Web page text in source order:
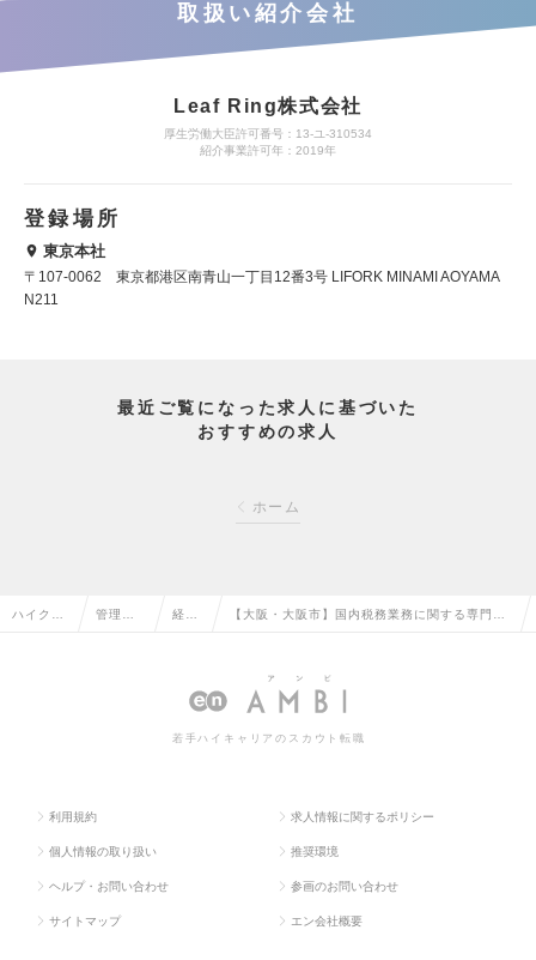
取扱い紹介会社
Leaf Ring株式会社
厚生労働大臣許可番号：13-ユ-310534
紹介事業許可年：2019年
登録場所
東京本社
〒107-0062 東京都港区南青山一丁目12番3号 LIFORK MINAMI AOYAMA
N211
最近ご覧になった求人に基づいた
おすすめの求人
ホーム
ハイクラ 管理部 経理 【大阪・大阪市】国内税務業務に関する専門人
情報
若手ハイキャリアのスカウト転職
利用規約 求人情報に関するポリシー
個人情報の取り扱い 推奨環境
ヘルプ・お問い合わせ 参画のお問い合わせ
サイトマップ エン会社概要